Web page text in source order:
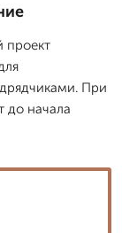
проект
При
до начала